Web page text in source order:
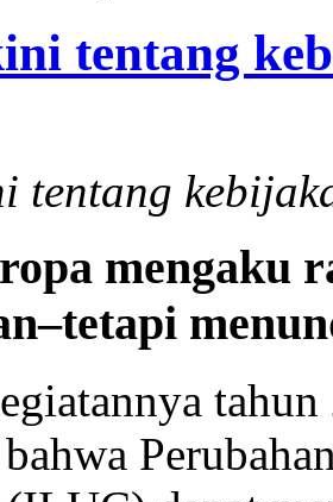
tentang
tentang
mengaku